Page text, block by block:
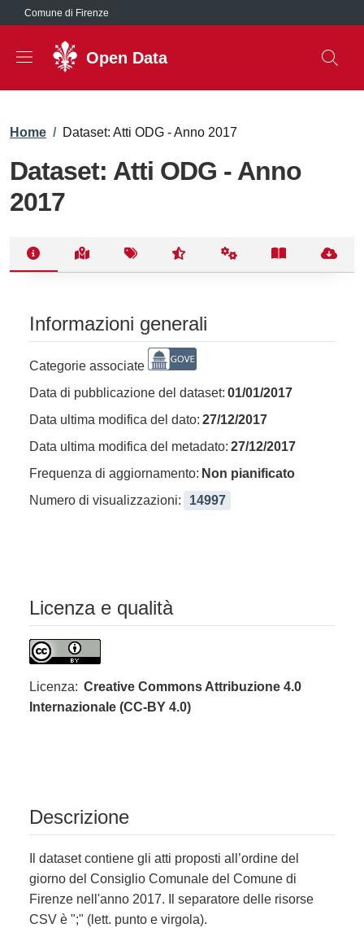
Salta al contenuto principale
Comune di Firenze
Open Data
Briciole di pane
Home / Dataset: Atti ODG - Anno 2017
Dataset: Atti ODG - Anno
2017
Informazioni generali
Categorie associate
Data di pubblicazione del dataset: 01/01/2017
Data ultima modifica del dato: 27/12/2017
Data ultima modifica del metadato: 27/12/2017
Frequenza di aggiornamento: Non pianificato
Numero di visualizzazioni:
14997
Licenza e qualità
Licenza: Creative Commons Attribuzione 4.0
Internazionale (CC-BY 4.0)
Descrizione
Il dataset contiene gli atti proposti all’ordine del
giorno del Consiglio Comunale del Comune di
Firenze nell'anno 2017. Il separatore delle risorse
CSV è ";" (lett. punto e virgola).